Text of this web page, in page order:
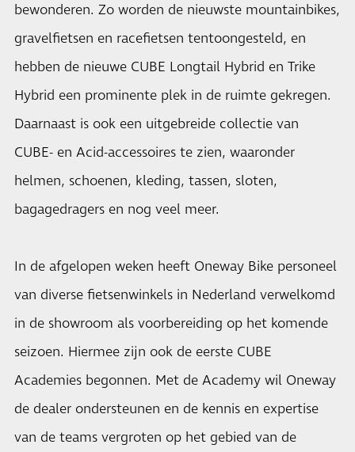
bewonderen. Zo worden de nieuwste mountainbikes,
gravelfietsen en racefietsen tentoongesteld, en
hebben de nieuwe CUBE Longtail Hybrid en Trike
Hybrid een prominente plek in de ruimte gekregen.
Daarnaast is ook een uitgebreide collectie van
CUBE- en Acid-accessoires te zien, waaronder
helmen, schoenen, kleding, tassen, sloten,
bagagedragers en nog veel meer.
In de afgelopen weken heeft Oneway Bike personeel
van diverse fietsenwinkels in Nederland verwelkomd
in de showroom als voorbereiding op het komende
seizoen. Hiermee zijn ook de eerste CUBE
Academies begonnen. Met de Academy wil Oneway
de dealer ondersteunen en de kennis en expertise
van de teams vergroten op het gebied van de